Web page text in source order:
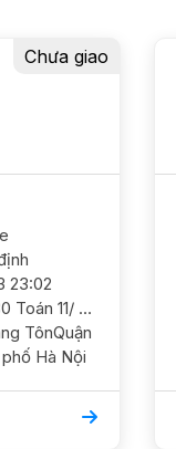
Chưa giao
23:02
Yêu cầu khác: LT1980 Toán 11/ HS nữ/ THPT Nguyễn Bỉnh Khiêm/ HL TB Cần học chắc kiến thức cơ bản và ôn luyện thêm GS nữ
Hà Nội